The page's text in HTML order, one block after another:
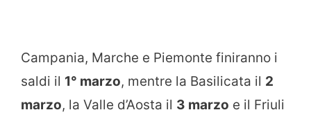
Campania, Marche e Piemonte finiranno i
saldi il 1° marzo, mentre la Basilicata il 2
marzo, la Valle d’Aosta il 3 marzo e il Friuli